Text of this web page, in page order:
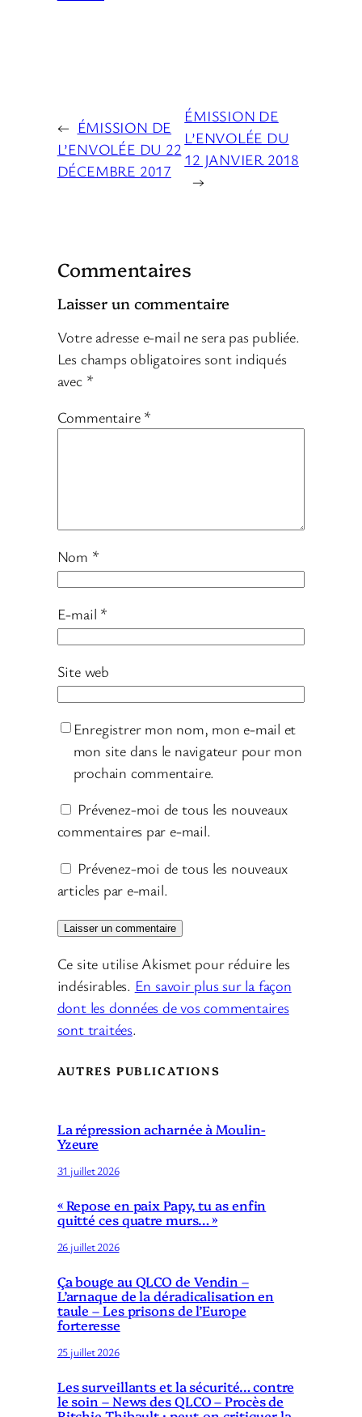
← ÉMISSION DE
L’ENVOLÉE DU 22
DÉCEMBRE 2017
ÉMISSION DE
L’ENVOLÉE DU
12 JANVIER 2018
→
Commentaires
Laisser un commentaire
Votre adresse e-mail ne sera pas publiée.
Les champs obligatoires sont indiqués
avec *
Commentaire *
Nom *
E-mail *
Site web
Enregistrer mon nom, mon e-mail et
mon site dans le navigateur pour mon
prochain commentaire.
Prévenez-moi de tous les nouveaux
commentaires par e-mail.
Prévenez-moi de tous les nouveaux
articles par e-mail.
Ce site utilise Akismet pour réduire les
indésirables. En savoir plus sur la façon
dont les données de vos commentaires
sont traitées.
AUTRES PUBLICATIONS
La répression acharnée à Moulin-
Yzeure
31 juillet 2026
« Repose en paix Papy, tu as enfin
quitté ces quatre murs… »
26 juillet 2026
Ça bouge au QLCO de Vendin –
L’arnaque de la déradicalisation en
taule – Les prisons de l’Europe
forteresse
25 juillet 2026
Les surveillants et la sécurité… contre
le soin – News des QLCO – Procès de